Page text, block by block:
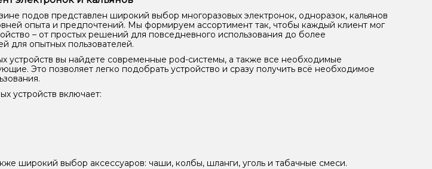
подов представлен широкий выбор многоразовых электронок, одноразок, кальянов
опыта и предпочтений. Мы формируем ассортимент так, чтобы каждый клиент мог
– от простых решений для повседневного использования до более
для опытных пользователей.
устройств вы найдете современные pod-системы, а также все необходимые
Это позволяет легко подобрать устройство и сразу получить всё необходимое
устройств включает:
широкий выбор аксессуаров: чаши, колбы, шланги, уголь и табачные смеси.